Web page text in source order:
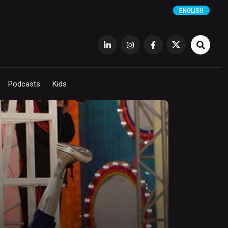
ENGLISH
Podcasts Kids